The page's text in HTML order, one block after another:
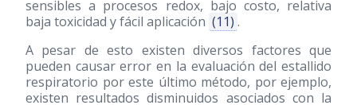
sensibles a procesos redox, bajo costo, relativa
baja toxicidad y fácil aplicación (11) .
A pesar de esto existen diversos factores que
pueden causar error en la evaluación del estallido
respiratorio por este último método, por ejemplo,
existen resultados disminuidos asociados con la